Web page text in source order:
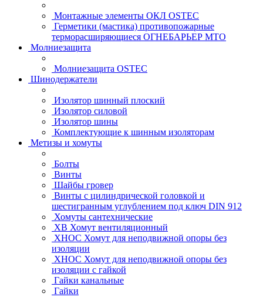
Монтажные элементы ОКЛ OSTEC
Герметики (мастика) противопожарные
терморасширяющиеся ОГНЕБАРЬЕР МТО
Молниезащита
Молниезащита OSTEC
Шинодержатели
Изолятор шинный плоский
Изолятор силовой
Изолятор шины
Комплектующие к шинным изоляторам
Метизы и хомуты
Болты
Винты
Шайбы гровер
Винты с цилиндрической головкой и
шестигранным углублением под ключ DIN 912
Хомуты сантехнические
ХВ Хомут вентиляционный
ХНОС Хомут для неподвижной опоры без
изоляции
ХНОС Хомут для неподвижной опоры без
изоляции с гайкой
Гайки канальные
Гайки